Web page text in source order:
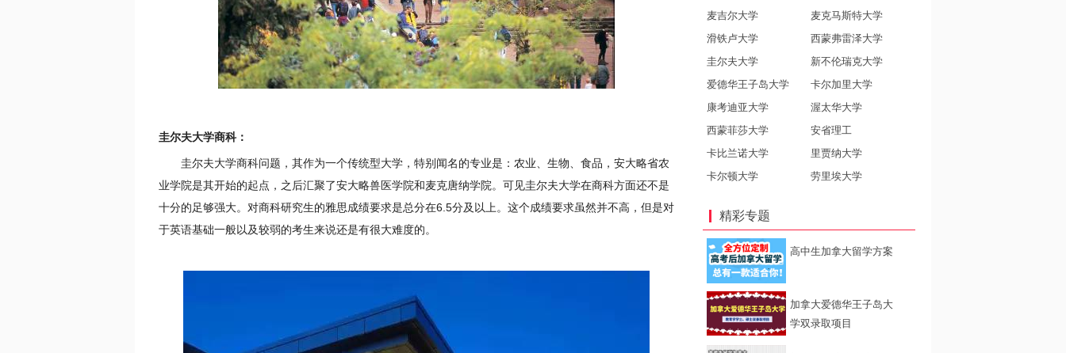
圭尔夫大学商科：
圭尔夫大学商科问题，其作为一个传统型大学，特别闻名的专业是：农业、生物、食品，安大略省农
业学院是其开始的起点，之后汇聚了安大略兽医学院和麦克唐纳学院。可见圭尔夫大学在商科方面还不是
十分的足够强大。对商科研究生的雅思成绩要求是总分在6.5分及以上。这个成绩要求虽然并不高，但是对
于英语基础一般以及较弱的考生来说还是有很大难度的。
麦吉尔大学
麦克马斯特大学
滑铁卢大学
西蒙弗雷泽大学
圭尔夫大学
新不伦瑞克大学
爱德华王子岛大学
卡尔加里大学
康考迪亚大学
渥太华大学
西蒙菲莎大学
安省理工
卡比兰诺大学
里贾纳大学
卡尔顿大学
劳里埃大学
精彩专题
高中生加拿大留学方案
加拿大爱德华王子岛大
学双录取项目